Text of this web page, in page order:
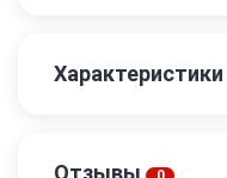
Характеристики
Отзывы